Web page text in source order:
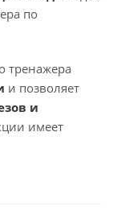
по
тренажера
и позволяет
и
имеет